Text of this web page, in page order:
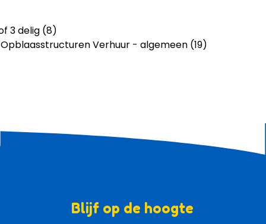
3 delig (8)
Verhuur - algemeen (19)
Blijf op de hoogte